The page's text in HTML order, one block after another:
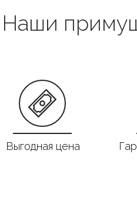
Выгодная цена
Наши